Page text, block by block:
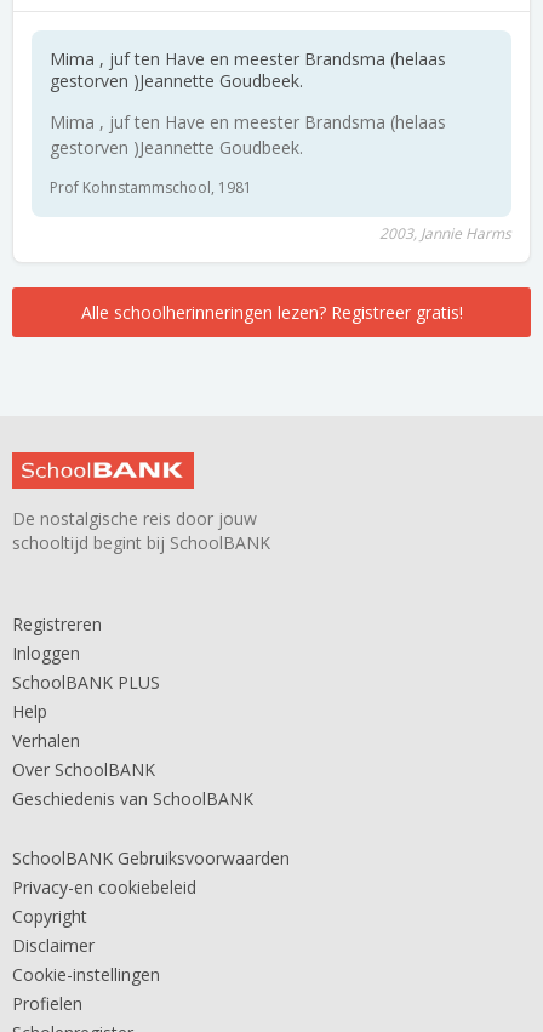
Mima , juf ten Have en meester Brandsma (helaas
gestorven )Jeannette Goudbeek.
Mima , juf ten Have en meester Brandsma (helaas
gestorven )Jeannette Goudbeek.
Prof Kohnstammschool, 1981
2003, Jannie Harms
Alle schoolherinneringen lezen? Registreer gratis!
De nostalgische reis door jouw
schooltijd begint bij SchoolBANK
Registreren
Inloggen
SchoolBANK PLUS
Help
Verhalen
Over SchoolBANK
Geschiedenis van SchoolBANK
SchoolBANK Gebruiksvoorwaarden
Privacy-en cookiebeleid
Copyright
Disclaimer
Cookie-instellingen
Profielen